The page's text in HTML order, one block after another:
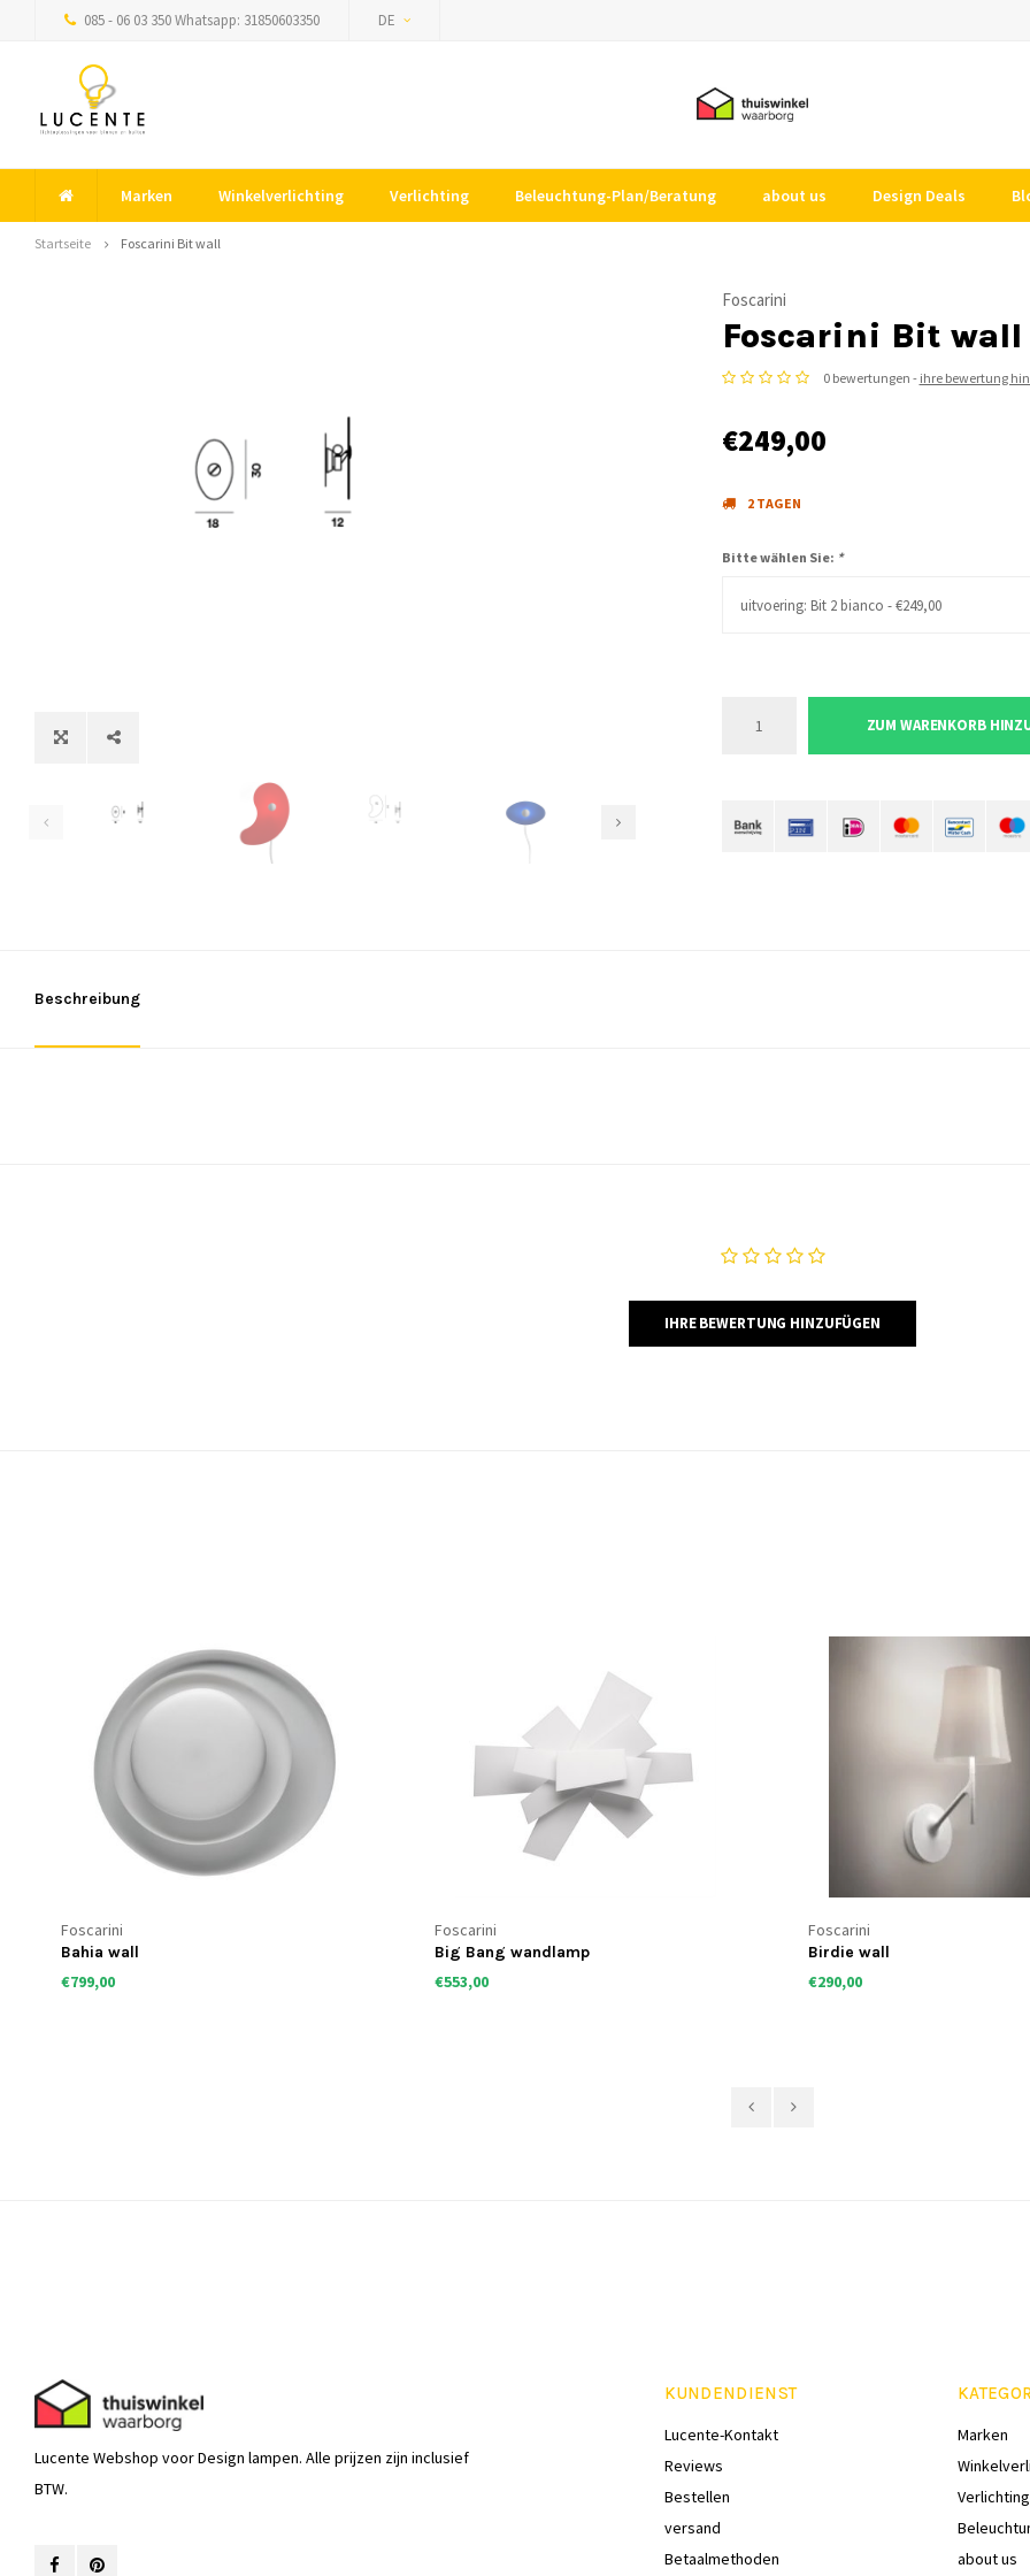
085 - 06 03 350 Whatsapp: 31850603350 DE
Marken Winkelverlichting Verlichting Beleuchtung-Plan/Beratung about us Design Deals
Startseite Foscarini Bit wall
Foscarini
Foscarini Bit wall
0 bewertungen - ihre bewertung
€249,00
2 TAGEN
Bitte wählen Sie: *
uitvoering: Bit 2 bianco - €249,00
ZUM WARENKORB
Beschreibung
IHRE BEWERTUNG HINZUFÜGEN
Foscarini
Bahia wall
€799,00
Foscarini
Big Bang wandlamp
€553,00
Foscarini
Birdie wall
€290,00
Lucente Webshop voor Design lampen. Alle prijzen zijn inclusief
BTW.
KUNDENDIENST
Lucente-Kontakt
Reviews
Bestellen
versand
Betaalmethoden
Marken
Verlichting
about us